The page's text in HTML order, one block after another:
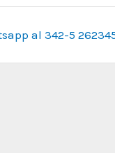
al 342-5